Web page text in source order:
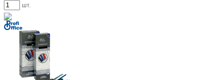
шт.